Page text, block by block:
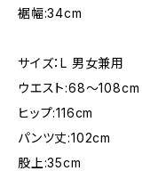
裾幅:34cm
サイズ：L 男女兼用
ウエスト:68〜108cm
ヒップ:116cm
パンツ丈:102cm
股上:35cm